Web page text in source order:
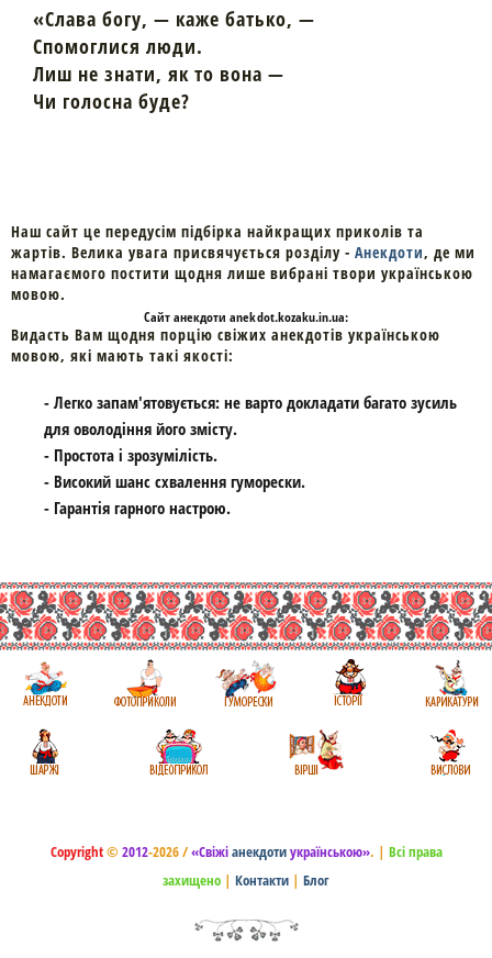
«Слава богу, — каже батько, —
Спомоглися люди.
Лиш не знати, як то вона —
Чи голосна буде?
Наш сайт це передусім підбірка найкращих приколів та
жартів. Велика увага присвячується розділу - Анекдоти, де ми
намагаємого постити щодня лише вибрані твори українською
мовою.
Cайтанекдоти anekdot.kozaku.in.ua:
Видасть Вам щодня порцію свіжих анекдотів українською
мовою, які мають такі якості:
- Легко запам'ятовується: не варто докладати багато зусиль
для оволодіння його змісту.
- Простота і зрозумілість.
- Високий шанс схвалення гуморески.
- Гарантія гарного настрою.
Copyright© 2012-2026 /«Свіжіанекдотиукраїнською». | Всі права
захищено | Контакти | Блог